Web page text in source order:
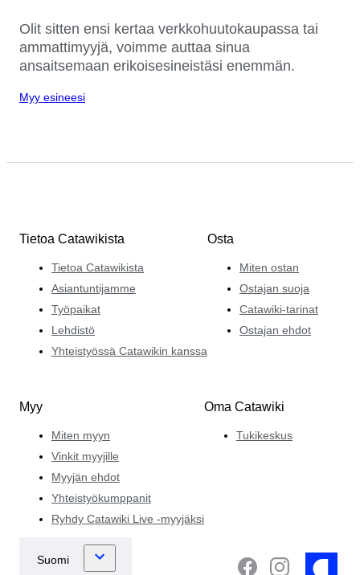
Olit sitten ensi kertaa verkkohuutokaupassa tai
ammattimyyjä, voimme auttaa sinua
ansaitsemaan erikoisesineistäsi enemmän.
Myy esineesi
Tietoa Catawikista
Tietoa Catawikista
Asiantuntijamme
Työpaikat
Lehdistö
Yhteistyössä Catawikin kanssa
Osta
Miten ostan
Ostajan suoja
Catawiki-tarinat
Ostajan ehdot
Myy
Miten myyn
Vinkit myyjille
Myyjän ehdot
Yhteistyökumppanit
Ryhdy Catawiki Live -myyjäksi
Oma Catawiki
Tukikeskus